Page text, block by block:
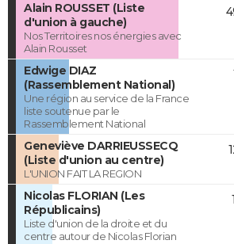
Alain ROUSSET (Liste
d'union à gauche)
Nos Territoires nos énergies avec
Alain Rousset
Edwige DIAZ
(Rassemblement National)
Une région au service de la France
liste soutenue par le
Rassemblement National
Geneviève DARRIEUSSECQ
(Liste d'union au centre)
L'UNION FAIT LA REGION
Nicolas FLORIAN (Les
Républicains)
Liste d'union de la droite et du
centre autour de Nicolas Florian